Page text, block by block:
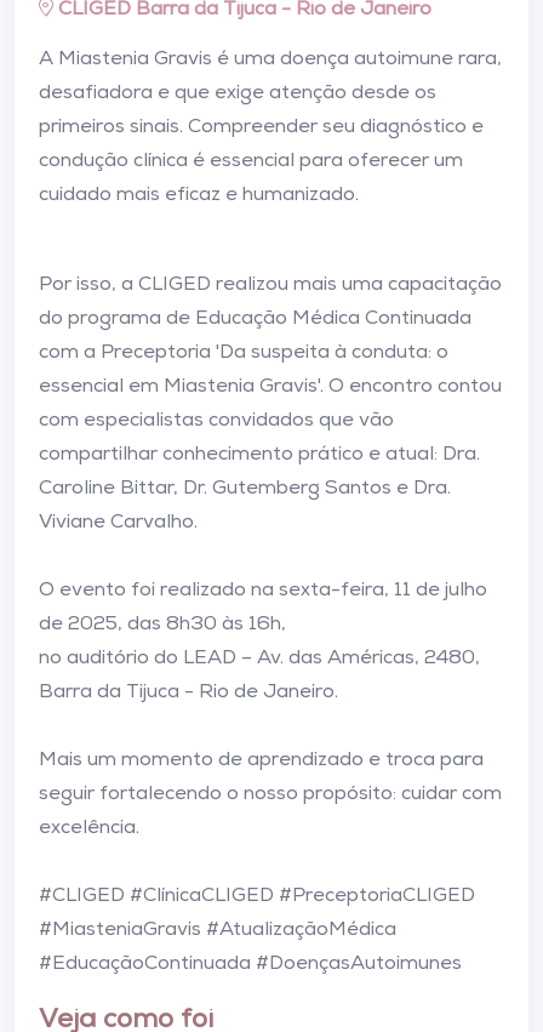
CLIGED Barra da Tijuca - Rio de Janeiro
A Miastenia Gravis é uma doença autoimune rara,
desafiadora e que exige atenção desde os
primeiros sinais. Compreender seu diagnóstico e
condução clínica é essencial para oferecer um
cuidado mais eficaz e humanizado.
Por isso, a CLIGED realizou mais uma capacitação
do programa de Educação Médica Continuada
com a Preceptoria 'Da suspeita à conduta: o
essencial em Miastenia Gravis'. O encontro contou
com especialistas convidados que vão
compartilhar conhecimento prático e atual: Dra.
Caroline Bittar, Dr. Gutemberg Santos e Dra.
Viviane Carvalho.
O evento foi realizado na sexta-feira, 11 de julho
de 2025, das 8h30 às 16h,
no auditório do LEAD – Av. das Américas, 2480,
Barra da Tijuca - Rio de Janeiro.
Mais um momento de aprendizado e troca para
seguir fortalecendo o nosso propósito: cuidar com
excelência.
#CLIGED #ClínicaCLIGED #PreceptoriaCLIGED
#MiasteniaGravis #AtualizaçãoMédica
#EducaçãoContinuada #DoençasAutoimunes
Veja como foi